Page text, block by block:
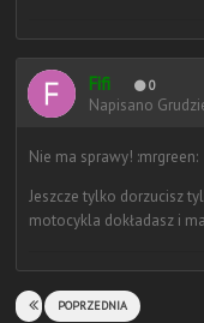
Fifi 0
Napisano
Nie ma sprawy! :mrgreen:
Jeszcze tylko dorzucisz
motocykla dokładasz i
POPRZEDNIA